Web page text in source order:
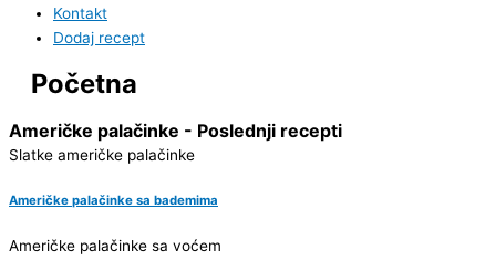
Kontakt
Dodaj recept
Početna
Američke palačinke - Poslednji recepti
Slatke američke palačinke
Američke palačinke sa bademima
Američke palačinke sa voćem